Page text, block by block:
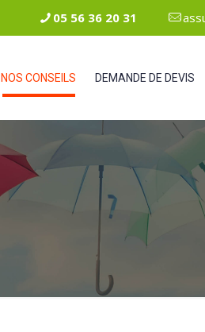
05 56 36 20 31
NOS CONSEILS DEMANDE DE DEVIS